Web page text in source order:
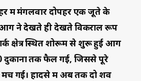
में मंगलवार दोपहर एक जूते के
ने देखते ही देखते विकराल रूप
क्षेत्र स्थित शोरूम से शुरू हुई आग
तक फैल गई, जिससे पूरे
गई। हादसे में अब तक दो शव